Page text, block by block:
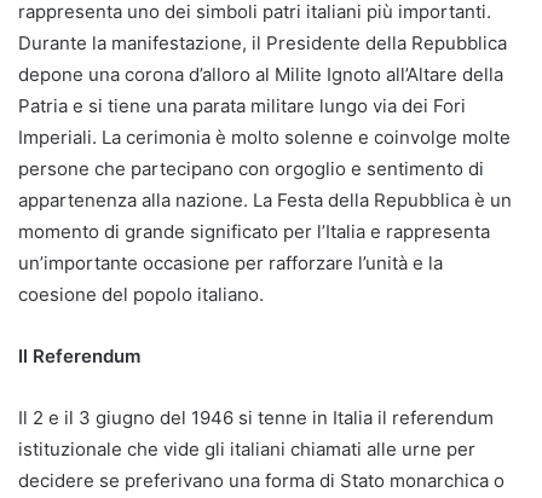
rappresenta uno dei simboli patri italiani più importanti.
Durante la manifestazione, il Presidente della Repubblica
depone una corona d’alloro al Milite Ignoto all’Altare della
Patria e si tiene una parata militare lungo via dei Fori
Imperiali. La cerimonia è molto solenne e coinvolge molte
persone che partecipano con orgoglio e sentimento di
appartenenza alla nazione. La Festa della Repubblica è un
momento di grande significato per l’Italia e rappresenta
un’importante occasione per rafforzare l’unità e la
coesione del popolo italiano.
Il Referendum
Il 2 e il 3 giugno del 1946 si tenne in Italia il referendum
istituzionale che vide gli italiani chiamati alle urne per
decidere se preferivano una forma di Stato monarchica o